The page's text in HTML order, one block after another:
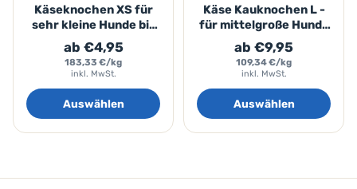
Käseknochen XS für
sehr kleine Hunde bis
3kg
ab €4,95
183,33 €/kg
inkl. MwSt.
Auswählen
Käse Kauknochen L -
für mittelgroße Hunde
von 20-40kg
ab €9,95
109,34 €/kg
inkl. MwSt.
Auswählen